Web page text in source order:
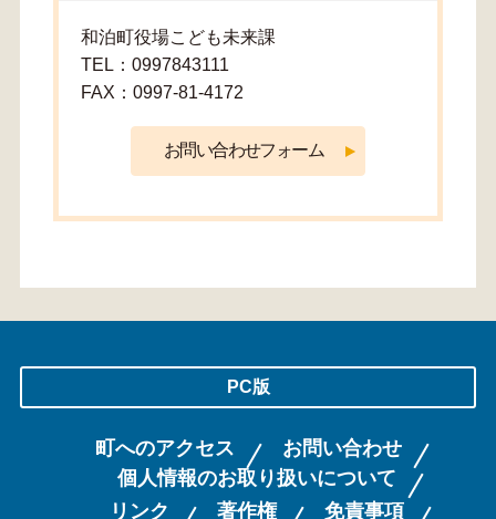
和泊町役場こども未来課
TEL：0997843111
FAX：0997-81-4172
PC版
町へのアクセス
お問い合わせ
個人情報のお取り扱いについて
リンク
著作権 免責事項